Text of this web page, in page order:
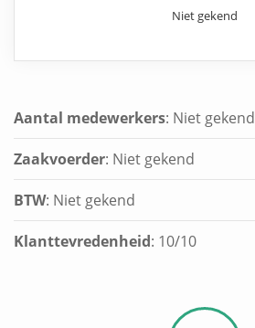
Niet gekend
Aantal medewerkers: Niet gekend
Zaakvoerder: Niet gekend
BTW: Niet gekend
Klanttevredenheid: 10/10